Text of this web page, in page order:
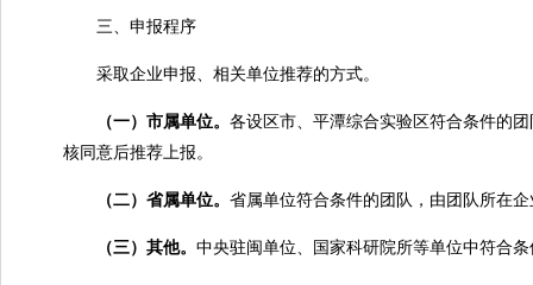
三、申报程序
采取企业申报、相关单位推荐的方式。
（一）市属单位。 各设区市、平潭综合实验区符合条件的
核同意后推荐上报。
（二）省属单位。 省属单位符合条件的团队，由团队所在
（三）其他。 中央驻闽单位、国家科研院所等单位中符合